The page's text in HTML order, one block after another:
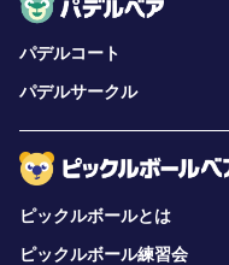
パデルコート
パデルサークル
ピックルボールとは
ピックルボール練習会